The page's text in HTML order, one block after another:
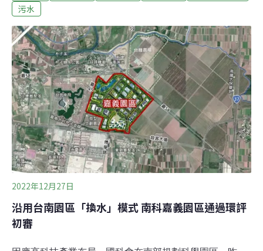
科園區此次採專管放流處理園區污水，專管設置也避開灌
溉取水口，但地方上仍指出，與居民連署訴求「排放入
海」仍有差異，恐怕影響下游後龍地區的養殖漁業。專管
3~4年可完工 仍未承諾放流入海 民間憂影響下游漁業竹科
銅鑼園區位於苗栗縣銅鑼鄉，總面積351.24公頃，去
（2021）年因增加開發面積及廠商數量，竹科管理局提出
第五次環差變更。然而，園區污水將直接排入西湖溪，並
未避開灌溉取水口，在地民眾憂心影響農作物，提出連署
要求設置污水專管放流入海。今年竹科管理局提出第六次
環差變更，預計調整放流位置。未來會
污水
2022年12月27日
沿用台南園區「換水」模式 南科嘉義園區通過環評
初審